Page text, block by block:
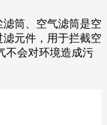
筒、空气滤筒是空
元件，用于拦截空
不会对环境造成污